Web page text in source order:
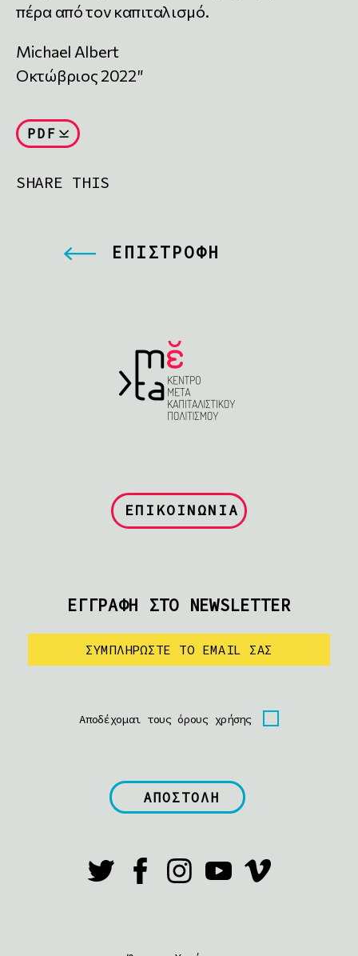
πέρα από τον καπιταλισμό.
Michael Albert
Οκτώβριος 2022″
PDF
SHARE THIS
ΕΠΙΣΤΡΟΦΗ
ΕΠΙΚΟΙΝΩΝΙΑ
ΕΓΓΡΑΦΗ ΣΤΟ NEWSLETTER
Αποδέχομαι τους όρους χρήσης